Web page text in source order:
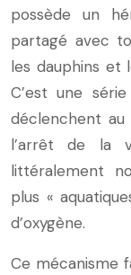
possède un
partagé avec
les dauphins et
C’est une
déclenchent
l’arrêt de la
littéralement
plus «
d’oxygène.
Ce mécanisme